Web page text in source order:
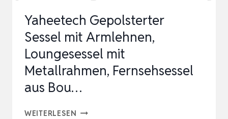
Yaheetech Gepolsterter
Sessel mit Armlehnen,
Loungesessel mit
Metallrahmen, Fernsehsessel
aus Bou…
WEITERLESEN YAHEETECH